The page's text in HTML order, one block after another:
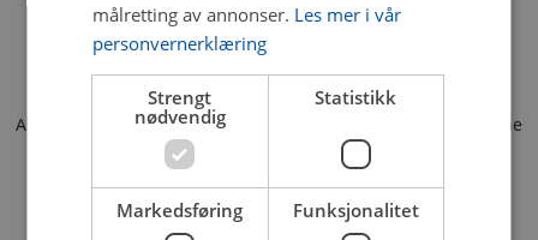
Application error: a client-side exception has occurred (see the
browser console for more information).
målretting av annonser. Les mer i vår
personvernerklæring
Strengt
nødvendig
Statistikk
Markedsføring Funksjonalitet